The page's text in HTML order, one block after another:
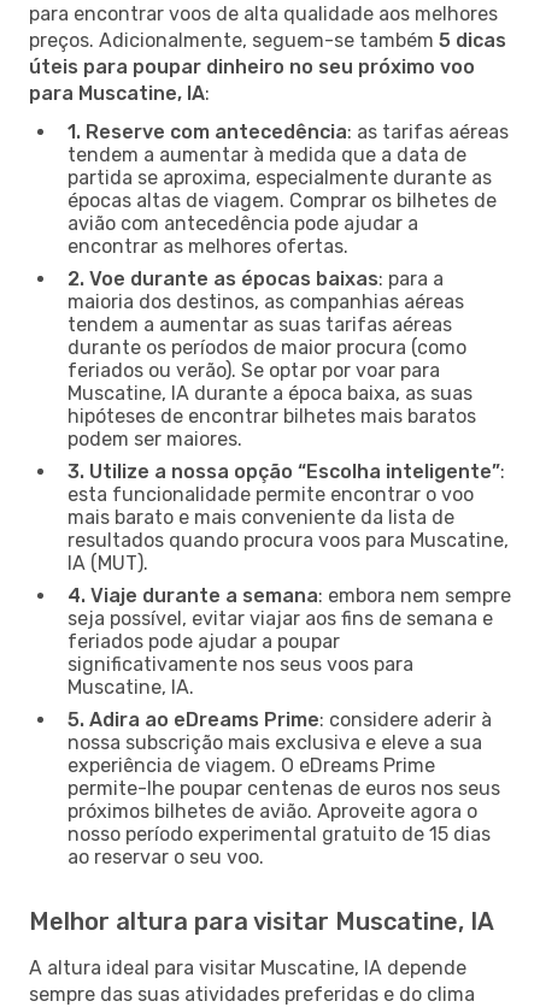
para encontrar voos de alta qualidade aos melhores
preços. Adicionalmente, seguem-se também 5 dicas
úteis para poupar dinheiro no seu próximo voo
para Muscatine, IA:
1. Reserve com antecedência: as tarifas aéreas
tendem a aumentar à medida que a data de
partida se aproxima, especialmente durante as
épocas altas de viagem. Comprar os bilhetes de
avião com antecedência pode ajudar a
encontrar as melhores ofertas.
2. Voe durante as épocas baixas: para a
maioria dos destinos, as companhias aéreas
tendem a aumentar as suas tarifas aéreas
durante os períodos de maior procura (como
feriados ou verão). Se optar por voar para
Muscatine, IA durante a época baixa, as suas
hipóteses de encontrar bilhetes mais baratos
podem ser maiores.
3. Utilize a nossa opção “Escolha inteligente”:
esta funcionalidade permite encontrar o voo
mais barato e mais conveniente da lista de
resultados quando procura voos para Muscatine,
IA (MUT).
4. Viaje durante a semana: embora nem sempre
seja possível, evitar viajar aos fins de semana e
feriados pode ajudar a poupar
significativamente nos seus voos para
Muscatine, IA.
5. Adira ao eDreams Prime: considere aderir à
nossa subscrição mais exclusiva e eleve a sua
experiência de viagem. O eDreams Prime
permite-lhe poupar centenas de euros nos seus
próximos bilhetes de avião. Aproveite agora o
nosso período experimental gratuito de 15 dias
ao reservar o seu voo.
Melhor altura para visitar Muscatine, IA
A altura ideal para visitar Muscatine, IA depende
sempre das suas atividades preferidas e do clima